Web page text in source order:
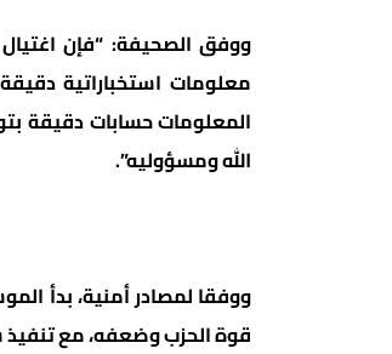
ووفق الصحيفة: “فإن
معلومات استخباراتية
المعلومات حسابات دقيقة
الله ومسؤوليه”.
ووفقا لمصادر أمنية، بدأ
قوة الحزب وضعفه، مع تنفيذ